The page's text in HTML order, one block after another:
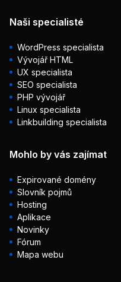
Naši specialisté
WordPress specialista
Vývojář HTML
UX specialista
SEO specialista
PHP vývojář
Linux specialista
Linkbuilding specialista
Mohlo by vás zajímat
Expirované domény
Slovník pojmů
Hosting
Aplikace
Novinky
Fórum
Mapa webu